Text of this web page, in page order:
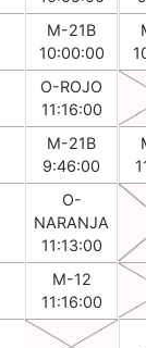
M-21B
10:00:00
O-ROJO
11:16:00
M-21B
9:46:00
O-
NARANJA
11:13:00
M-12
11:16:00